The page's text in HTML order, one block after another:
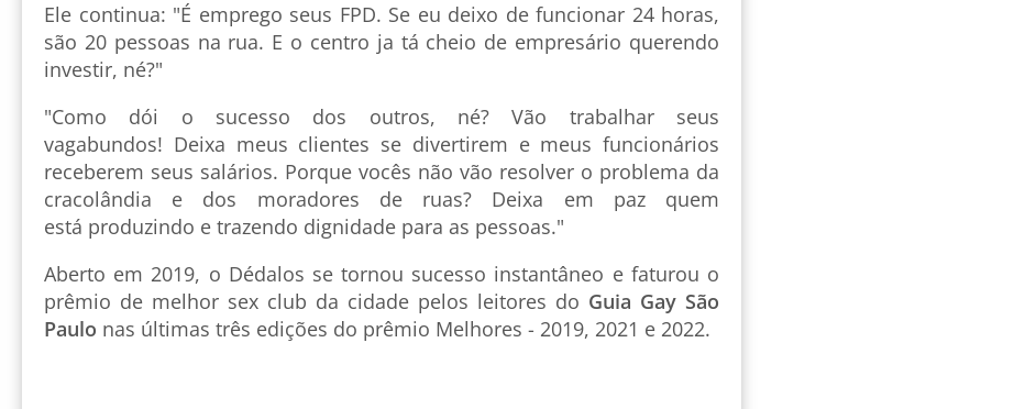
Ele continua: "É emprego seus FPD. Se eu deixo de funcionar 24 horas,
são 20 pessoas na rua. E o centro ja tá cheio de empresário querendo
investir, né?"
"Como dói o sucesso dos outros, né? Vão trabalhar seus
vagabundos! Deixa meus clientes se divertirem e meus funcionários
receberem seus salários. Porque vocês não vão resolver o problema da
cracolândia e dos moradores de ruas? Deixa em paz quem
está produzindo e trazendo dignidade para as pessoas."
Aberto em 2019, o Dédalos se tornou sucesso instantâneo e faturou o
prêmio de melhor sex club da cidade pelos leitores do Guia Gay São
Paulo nas últimas três edições do prêmio Melhores - 2019, 2021 e 2022.